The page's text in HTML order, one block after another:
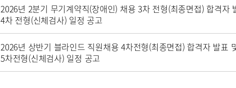
2026년 2분기 무기계약직(장애인) 채용 3차 전형(최종면접) 합격자
4차 전형(신체검사) 일정 공고
2026년 상반기 블라인드 직원채용 4차전형(최종면접) 합격자 발표
5차전형(신체검사) 일정 공고